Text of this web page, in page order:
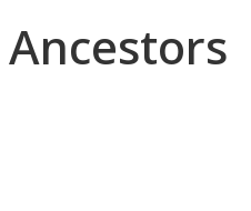
Ancestors